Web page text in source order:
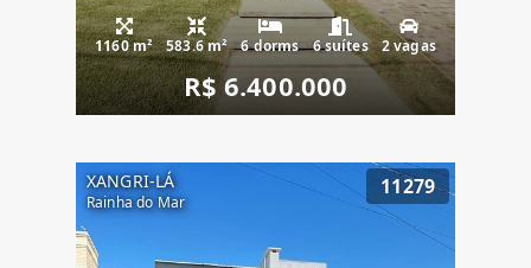
1160 m² 583.6 m² 6 dorms 6 suítes 2 vagas
R$ 6.400.000
XANGRI-LÁ
Rainha do Mar
11279